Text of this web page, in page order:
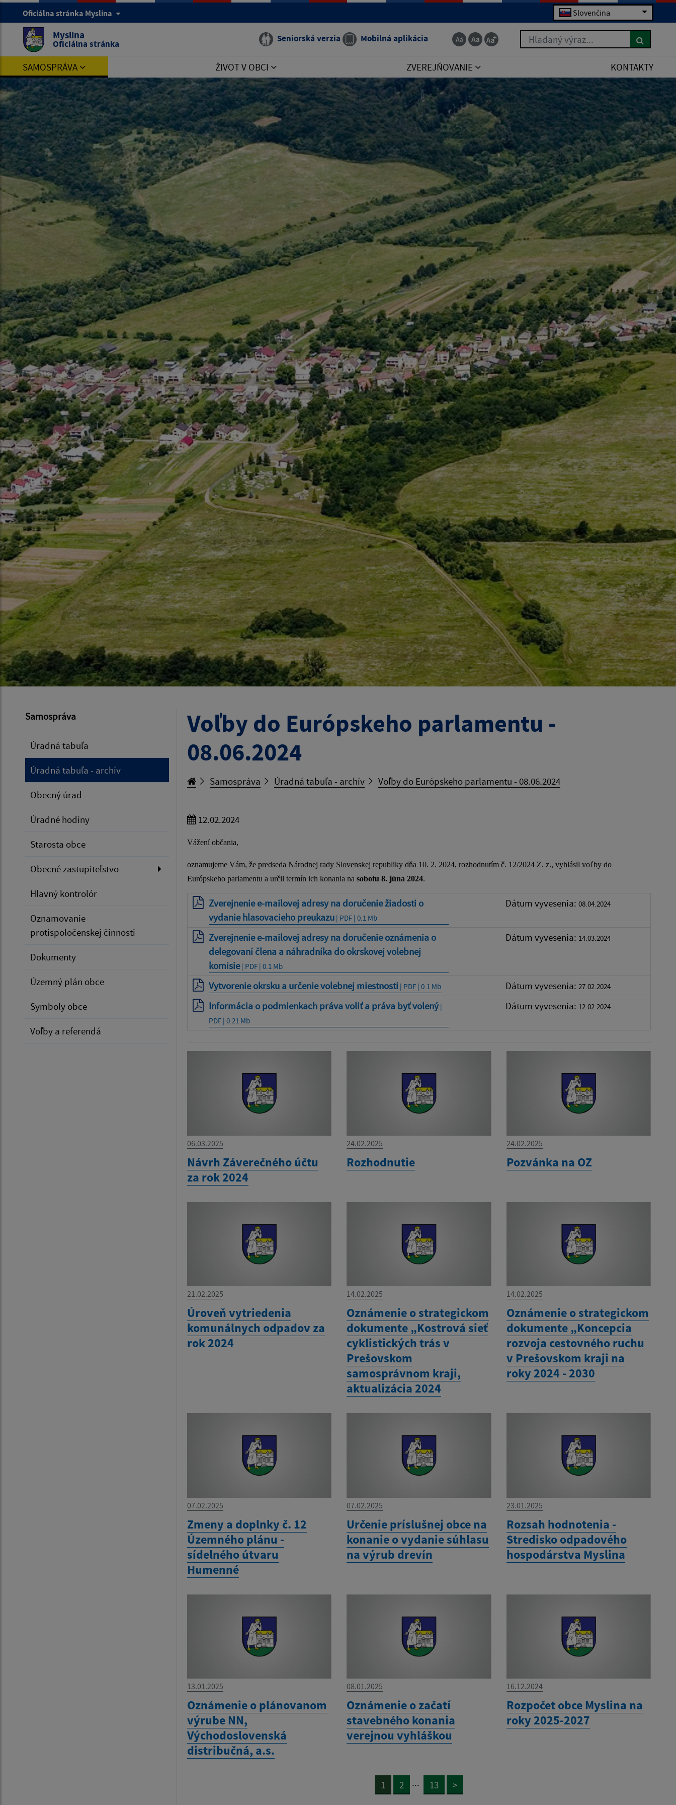
Oficiálna stránka Myslina Slovenčina
Myslina
Oficiálna stránka Seniorská verzia Mobilná aplikácia Hľadaný výraz...
SAMOSPRÁVA ŽIVOT V OBCI ZVEREJŇOVANIE KONTAKTY
Samospráva
Úradná tabuľa
Úradná tabuľa - archív
Obecný úrad
Úradné hodiny
Starosta obce
Obecné zastupiteľstvo
Hlavný kontrolór
Oznamovanie
protispoločenskej činnosti
Dokumenty
Územný plán obce
Symboly obce
Voľby a referendá
Voľby do Európskeho parlamentu -
08.06.2024
Samospráva Úradná tabuľa - archív Voľby do Európskeho parlamentu - 08.06.2024
12.02.2024
Vážení občania,
oznamujeme Vám, že predseda Národnej rady Slovenskej republiky dňa 10. 2. 2024, rozhodnutím č. 12/2024 Z. z., vyhlásil voľby do
Európskeho parlamentu a určil termín ich konania na sobotu 8. júna 2024.
Zverejnenie e-mailovej adresy na doručenie žiadosti o
vydanie hlasovacieho preukazu| PDF | 0.1 Mb
Dátum vyvesenia: 08.04.2024
Zverejnenie e-mailovej adresy na doručenie oznámenia o
delegovaní člena a náhradníka do okrskovej volebnej
komisie| PDF | 0.1 Mb
Dátum vyvesenia: 14.03.2024
Vytvorenie okrsku a určenie volebnej miestnosti | PDF | 0.1 Mb Dátum vyvesenia: 27.02.2024
Informácia o podmienkach práva voliť a práva byť volený|
PDF | 0.21 Mb
Dátum vyvesenia: 12.02.2024
06.03.2025
Návrh Záverečného účtu
za rok 2024
24.02.2025
Rozhodnutie
24.02.2025
Pozvánka na OZ
21.02.2025
Úroveň vytriedenia
komunálnych odpadov za
rok 2024
14.02.2025
Oznámenie o strategickom
dokumente „Kostrová sieť
cyklistických trás v
Prešovskom
samosprávnom kraji,
aktualizácia 2024
14.02.2025
Oznámenie o strategickom
dokumente „Koncepcia
rozvoja cestovného ruchu
v Prešovskom kraji na
roky 2024 - 2030
07.02.2025
Zmeny a doplnky č. 12
Územného plánu -
sídelného útvaru
Humenné
07.02.2025
Určenie príslušnej obce na
konanie o vydanie súhlasu
na výrub drevín
23.01.2025
Rozsah hodnotenia -
Stredisko odpadového
hospodárstva Myslina
13.01.2025
Oznámenie o plánovanom
výrube NN,
Východoslovenská
distribučná, a.s.
08.01.2025
Oznámenie o začatí
stavebného konania
verejnou vyhláškou
16.12.2024
Rozpočet obce Myslina na
roky 2025-2027
1 2 ... 13 >